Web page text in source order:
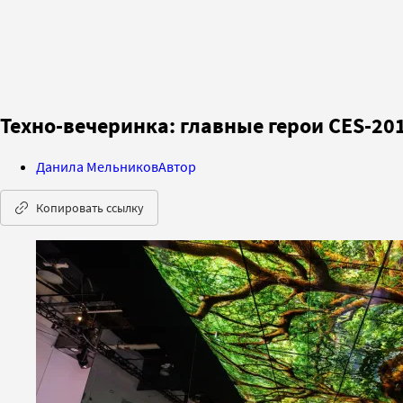
Техно-вечеринка: главные герои CES-
Данила МельниковАвтор
Копировать ссылку